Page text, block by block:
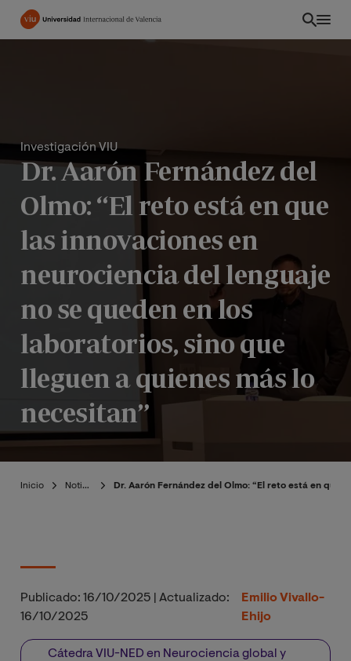
Pasar
Investigación VIU
Dr. Aarón Fernández del
Olmo: “El reto está en que
las innovaciones en
neurociencia del lenguaje
no se queden en los
laboratorios, sino que
lleguen a quienes más lo
necesitan”
Inicio Noticias Dr. Aarón Fernández del Olmo: “El reto está en que
Publicado: 16/10/2025
Actualizado:
16/10/2025
Emilio Vivallo-
Ehijo
Cátedra VIU-NED en Neurociencia global y